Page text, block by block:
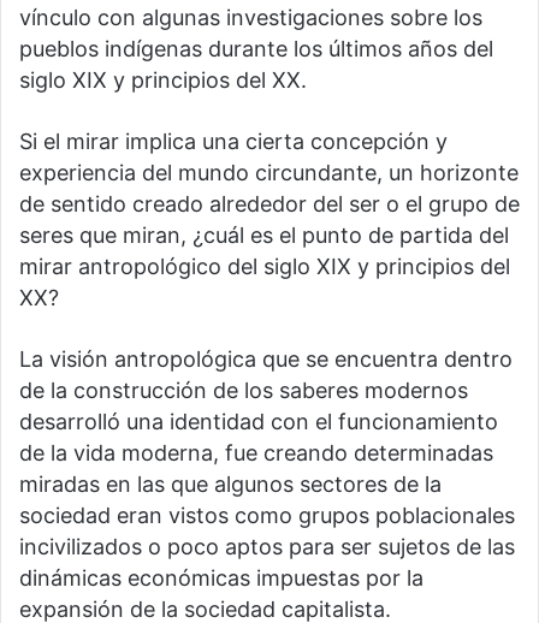
vínculo con algunas investigaciones sobre los
pueblos indígenas durante los últimos años del
siglo XIX y principios del XX.
Si el mirar implica una cierta concepción y
experiencia del mundo circundante, un horizonte
de sentido creado alrededor del ser o el grupo de
seres que miran, ¿cuál es el punto de partida del
mirar antropológico del siglo XIX y principios del
XX?
La visión antropológica que se encuentra dentro
de la construcción de los saberes modernos
desarrolló una identidad con el funcionamiento
de la vida moderna, fue creando determinadas
miradas en las que algunos sectores de la
sociedad eran vistos como grupos poblacionales
incivilizados o poco aptos para ser sujetos de las
dinámicas económicas impuestas por la
expansión de la sociedad capitalista.